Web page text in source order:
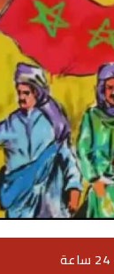
24 ساعة